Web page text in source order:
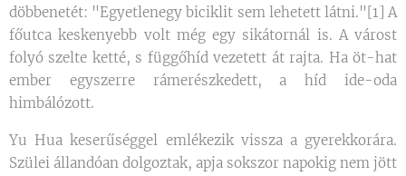
döbbenetét: "Egyetlenegy biciklit sem lehetett látni."[1] A
főutca keskenyebb volt még egy sikátornál is. A várost
folyó szelte ketté, s függőhíd vezetett át rajta. Ha öt-hat
ember egyszerre rámerészkedett, a híd ide-oda
himbálózott.
Yu Hua keserűséggel emlékezik vissza a gyerekkorára.
Szülei állandóan dolgoztak, apja sokszor napokig nem jött